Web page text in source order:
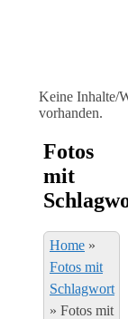
Keine Inhalte/
vorhanden.
Fotos
mit
Home »
Fotos mit
Schlagwort
» Fotos mit